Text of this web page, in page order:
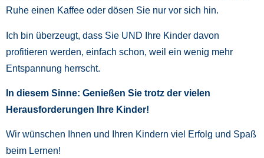
Ruhe einen Kaffee oder dösen Sie nur vor sich hin.
Ich bin überzeugt, dass Sie UND Ihre Kinder davon
profitieren werden, einfach schon, weil ein wenig mehr
Entspannung herrscht.
In diesem Sinne: Genießen Sie trotz der vielen
Herausforderungen Ihre Kinder!
Wir wünschen Ihnen und Ihren Kindern viel Erfolg und Spaß
beim Lernen!